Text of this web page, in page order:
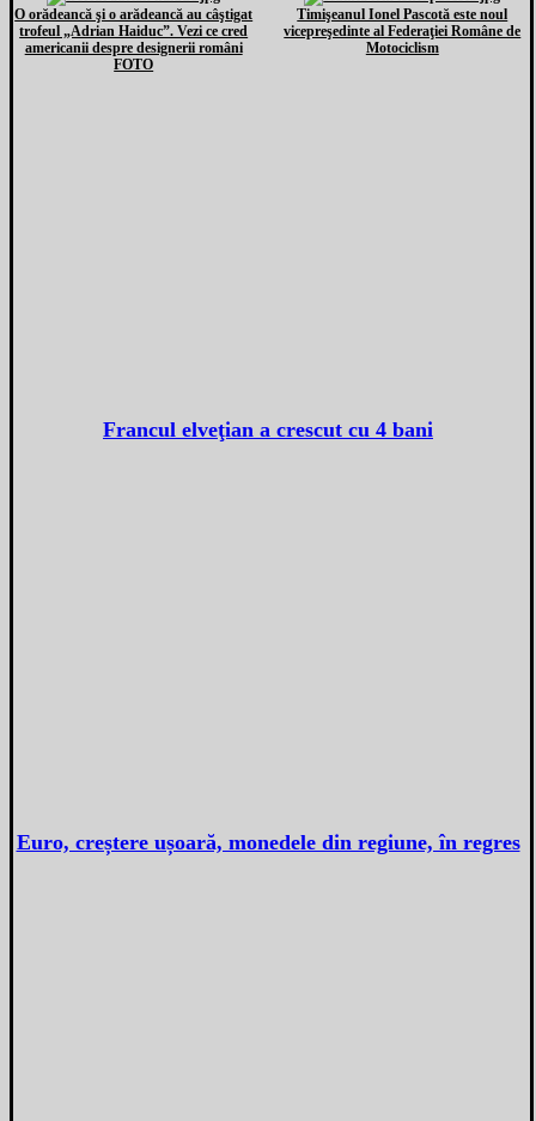
O orădeancă şi o arădeancă au câştigat
trofeul „Adrian Haiduc”. Vezi ce cred
americanii despre designerii români
FOTO
Timişeanul Ionel Pascotă este noul
vicepreşedinte al Federaţiei Române de
Motociclism
Francul elveţian a crescut cu 4 bani
Euro, creștere ușoară, monedele din regiune, în regres